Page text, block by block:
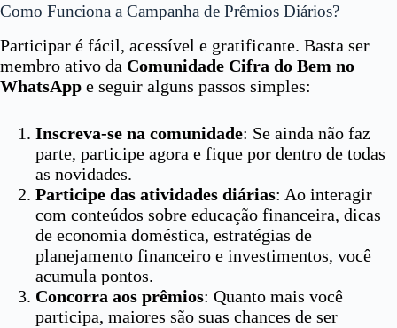
Como Funciona a Campanha de Prêmios Diários?
Participar é fácil, acessível e gratificante. Basta ser
membro ativo da Comunidade Cifra do Bem no
WhatsApp e seguir alguns passos simples:
Inscreva-se na comunidade: Se ainda não faz
parte, participe agora e fique por dentro de todas
as novidades.
Participe das atividades diárias: Ao interagir
com conteúdos sobre educação financeira, dicas
de economia doméstica, estratégias de
planejamento financeiro e investimentos, você
acumula pontos.
Concorra aos prêmios: Quanto mais você
participa, maiores são suas chances de ser